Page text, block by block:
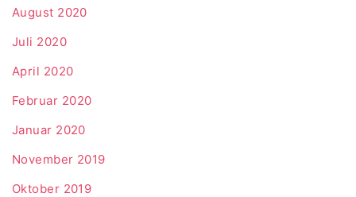
August 2020
Juli 2020
April 2020
Februar 2020
Januar 2020
November 2019
Oktober 2019